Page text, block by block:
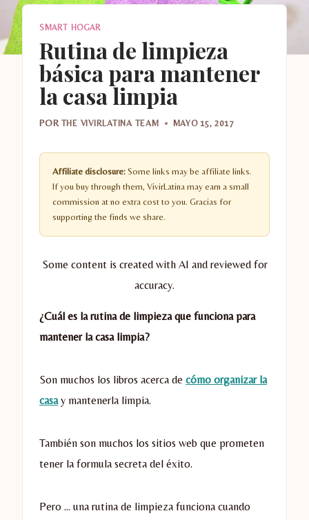
SMART HOGAR
Rutina de limpieza
básica para mantener
la casa limpia
POR THE VIVIRLATINA TEAM MAYO 15, 2017
Affiliate disclosure: Some links may be affiliate links.
If you buy through them, VivirLatina may earn a small
commission at no extra cost to you. Gracias for
supporting the finds we share.
Some content is created with AI and reviewed for
accuracy.
¿Cuál es la rutina de limpieza que funciona para
mantener la casa limpia?
Son muchos los libros acerca de cómo organizar la
casay mantenerla limpia.
También son muchos los sitios web que prometen
tener la formula secreta del éxito.
Pero … una rutina de limpieza funciona cuando